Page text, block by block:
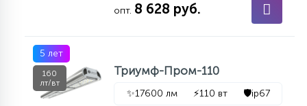
опт. 8 628 руб.
5 лет
160
лт/вт
Триумф-Пром-110
✨17600 лм ⚡110 вт 🛡️ip67